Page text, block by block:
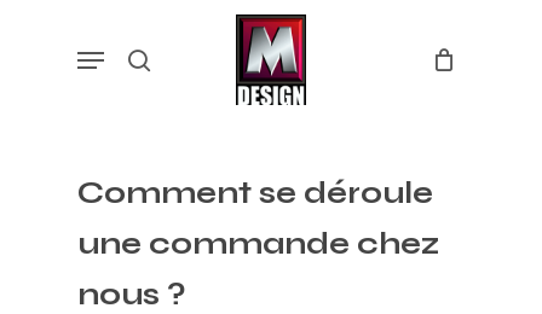
Menu
Comment se déroule
une commande chez
nous ?